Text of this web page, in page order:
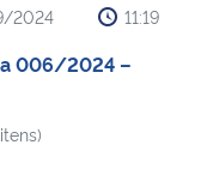
2024 11:19
006/2024 –